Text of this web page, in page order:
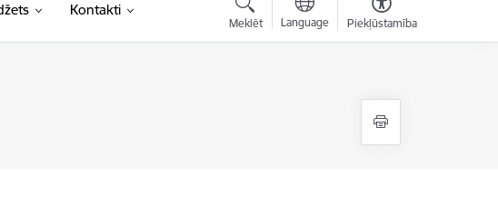
Kontakti
Meklēt Language Piekļūstamība